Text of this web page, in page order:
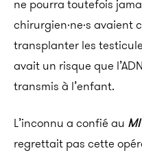
ne pourra toutefois
chirurgien·ne·s avaient
transplanter les
avait un risque que
transmis à l’enfant.
L’inconnu a confié au
regrettait pas cette